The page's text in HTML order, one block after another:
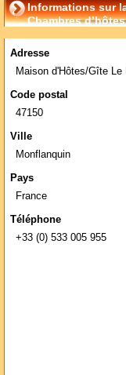
Informations sur
Chambres
Adresse
Maison d'Hôtes/Gîte
Code postal
47150
Ville
Monflanquin
Pays
France
Téléphone
+33 (0) 533 005 955